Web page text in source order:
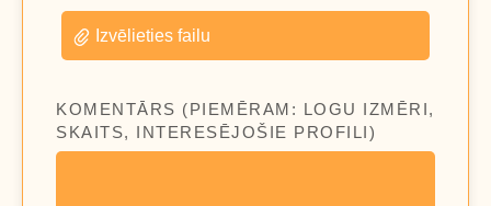
Izvēlieties failu
KOMENTĀRS (PIEMĒRAM: LOGU IZMĒRI,
SKAITS, INTERESĒJOŠIE PROFILI)